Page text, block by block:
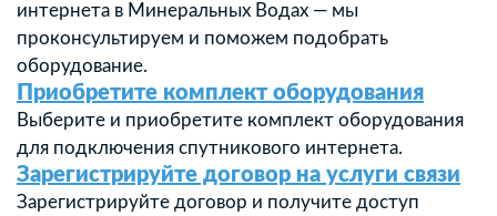
интернета в Минеральных Водах — мы
проконсультируем и поможем подобрать
оборудование.
Приобретите комплект оборудования
Выберите и приобретите комплект оборудования
для подключения спутникового интернета.
Зарегистрируйте договор на услуги связи
Зарегистрируйте договор и получите доступ